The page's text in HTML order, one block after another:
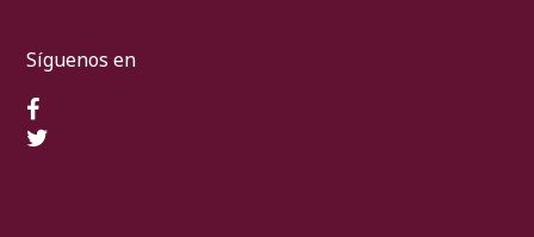
Síguenos en